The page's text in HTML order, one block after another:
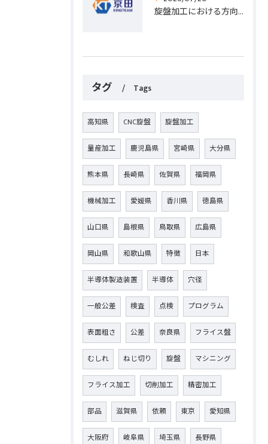
旋盤加工における方向設定の基礎と実践的な加工手順のポイント
タグ Tags
高知県 CNC旋盤 旋盤加工
量産加工 鹿児島県 宮崎県 大分県
熊本県 長崎県 佐賀県 福岡県
機械加工 愛媛県 香川県 徳島県
山口県 島根県 鳥取県 広島県
岡山県 和歌山県 特徴 日本
半導体製造装置 半導体 穴径
一般公差 検査 点検 プログラム
表面粗さ 公差 奈良県 フライス盤
むしれ ねじ切り 旋盤 マシニング
フライス加工 切削加工 精密加工
部品 滋賀県 依頼 東京 愛知県
大阪府 岐阜県 埼玉県 長野県